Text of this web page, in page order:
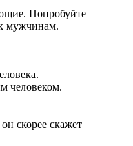
Попробуйте
к мужчинам.
человеком.
скорее скажет